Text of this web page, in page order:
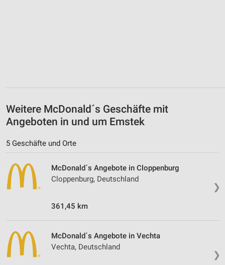
Weitere McDonald´s Geschäfte mit
Angeboten in und um Emstek
5 Geschäfte und Orte
❯
McDonald´s Angebote in Cloppenburg
Cloppenburg, Deutschland
361,45 km
❯
McDonald´s Angebote in Vechta
Vechta, Deutschland